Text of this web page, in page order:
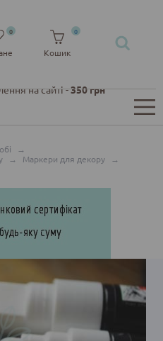
на сайті -350 грн
0
Кошик
0
→
→ Маркери для декору
→